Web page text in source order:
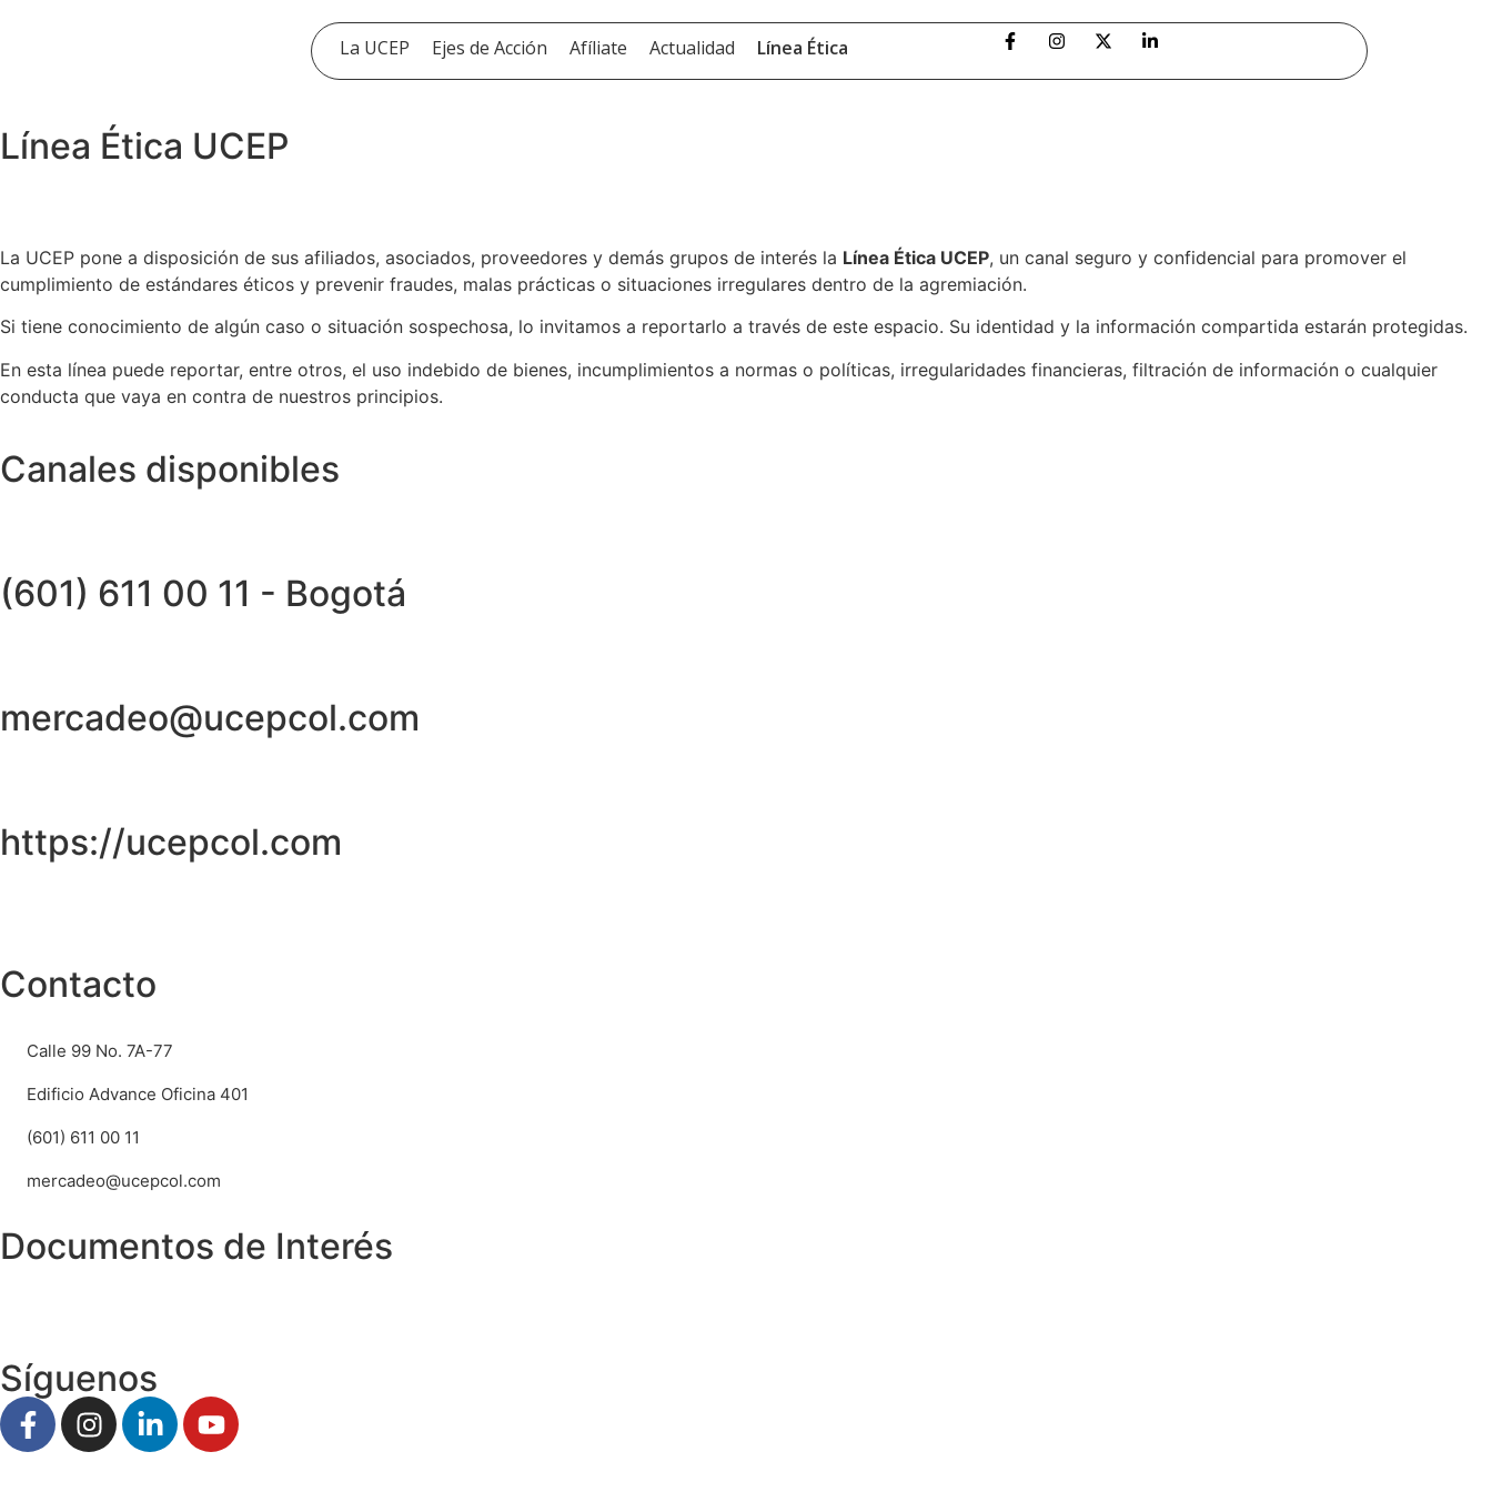
La UCEP Ejes de Acción Afíliate Actualidad Línea Ética
Línea Ética UCEP
La UCEP pone a disposición de sus afiliados, asociados, proveedores y demás grupos de interés la Línea Ética UCEP, un canal seguro y confidencial para promover el
cumplimiento de estándares éticos y prevenir fraudes, malas prácticas o situaciones irregulares dentro de la agremiación.
Si tiene conocimiento de algún caso o situación sospechosa, lo invitamos a reportarlo a través de este espacio. Su identidad y la información compartida estarán protegidas.
En esta línea puede reportar, entre otros, el uso indebido de bienes, incumplimientos a normas o políticas, irregularidades financieras, filtración de información o cualquier
conducta que vaya en contra de nuestros principios.
Canales disponibles
(601) 611 00 11 - Bogotá
mercadeo@ucepcol.com
https://ucepcol.com
Contacto
Calle 99 No. 7A-77
Edificio Advance Oficina 401
(601) 611 00 11
mercadeo@ucepcol.com
Documentos de Interés
Síguenos